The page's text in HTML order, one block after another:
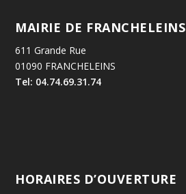
MAIRIE DE FRANCHELEINS
611 Grande Rue
01090 FRANCHELEINS
Tel: 04.74.69.31.74
HORAIRES D’OUVERTURE